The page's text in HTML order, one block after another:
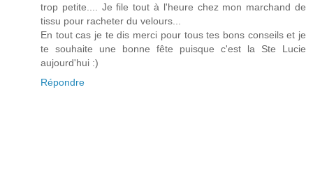
trop petite.... Je file tout à l'heure chez mon marchand de
tissu pour racheter du velours...
En tout cas je te dis merci pour tous tes bons conseils et je
te souhaite une bonne fête puisque c'est la Ste Lucie
aujourd'hui :)
Répondre